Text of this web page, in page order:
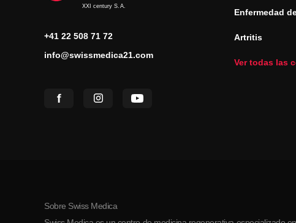
XXI century S.A.
+41 22 508 71 72
info@swissmedica21.com
Enfermedad
Artritis
Ver todas las
Sobre Swiss Medica